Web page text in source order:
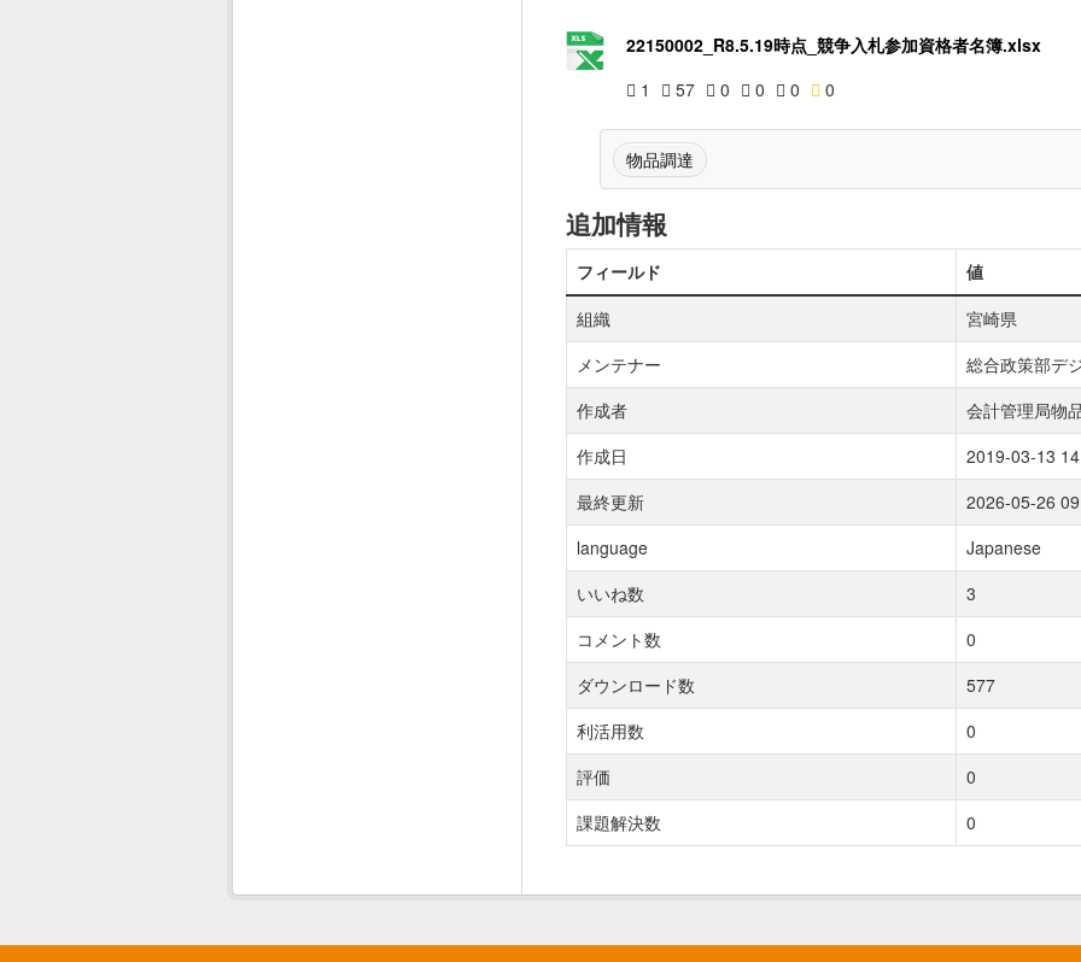
22150002_R8.5.19時点_競争入札参加資格者名簿.xlsx
1
57 0 0 0 0
物品調達
追加情報
フィールド
値
組織
宮崎県
メンテナー
総合政策部デ
作成者
会計管理局物
作成日
2019-03-13
最終更新
2026-05-26
language
Japanese
いいね数
3
コメント数
0
ダウンロード数
577
利活用数
0
評価
0
課題解決数
0